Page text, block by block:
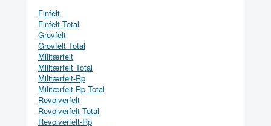
Finfelt
Finfelt Total
Grovfelt
Grovfelt Total
Militærfelt
Militærfelt Total
Militærfelt-Rp
Militærfelt-Rp Total
Revolverfelt
Revolverfelt Total
Revolverfelt-Rp